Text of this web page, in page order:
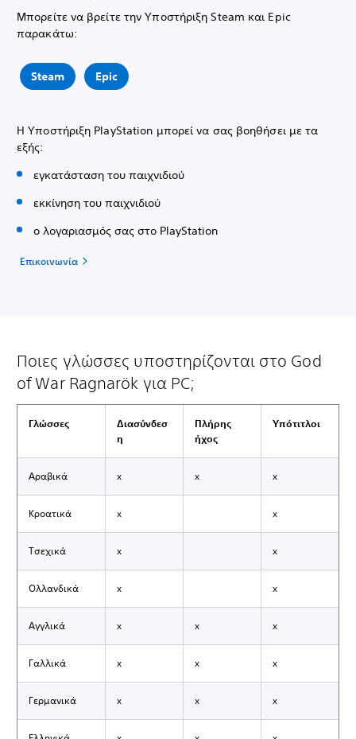
Μπορείτε να βρείτε την Υποστήριξη Steam και Epic
παρακάτω:
Steam Epic
Η Υποστήριξη PlayStation μπορεί να σας βοηθήσει με τα
εξής:
εγκατάσταση του παιχνιδιού
εκκίνηση του παιχνιδιού
ο λογαριασμός σας στο PlayStation
Επικοινωνία
Ποιες γλώσσες υποστηρίζονται στο God
of War Ragnarök για PC;
Γλώσσες
Διασύνδεσ
η
Πλήρης
ήχος
Υπότιτλοι
Αραβικά x x x
Κροατικά x x
Τσεχικά x x
Ολλανδικά x x
Αγγλικά x x x
Γαλλικά x x x
Γερμανικά x x x